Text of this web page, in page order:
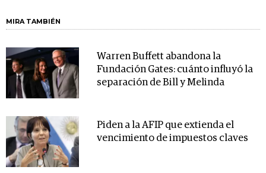
MIRA TAMBIÉN
Warren Buffett abandona la
Fundación Gates: cuánto influyó la
separación de Bill y Melinda
Piden a la AFIP que extienda el
vencimiento de impuestos claves